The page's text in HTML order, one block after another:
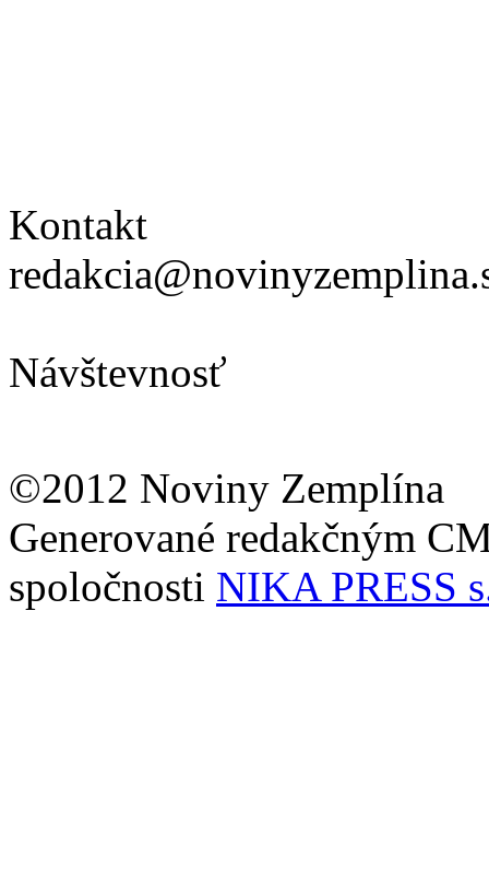
Kontakt
Návštevnosť
©2012 Noviny Zemplína
Generované redakčným
spoločnosti NIKA PRESS